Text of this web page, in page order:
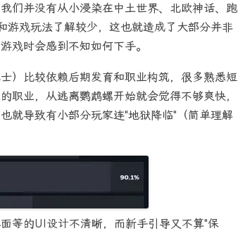
们并没有从小浸染在中土世界、北欧神话、跑
游戏玩法了解较少，这也就造成了大部分并非
戏时会感到不知如何下手。
）比较依赖后期发育和职业构筑，很多熟悉短
职业，从逃离鹦鹉螺开始就会觉得不够爽快，
就导致有小部分玩家连"地狱降临"（简单理解
等的UI设计不清晰，而新手引导又不算"保